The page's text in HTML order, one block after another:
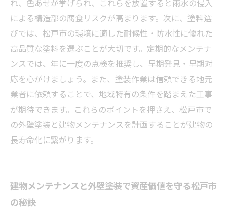
れ、色あせが挙げられ、これらを放置すると雨水の侵入
による構造部の腐食リスクが高まります。次に、塗料選
びでは、松戸市の環境に適した耐候性・防水性に優れた
高品質な塗料を選ぶことが大切です。定期的なメンテナ
ンスでは、年に一度の点検を推奨し、早期発見・早期対
応を心がけましょう。また、塗装作業は信頼できる地元
業者に依頼することで、地域特有の条件を踏まえた工事
が期待できます。これらのポイントを押さえ、松戸市で
の外壁塗装と建物メンテナンスを計画することが建物の
長寿命化に繋がります。
建物メンテナンスと外壁塗装で資産価値を守る松戸市
の秘訣